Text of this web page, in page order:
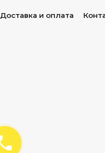
Доставка и оплата